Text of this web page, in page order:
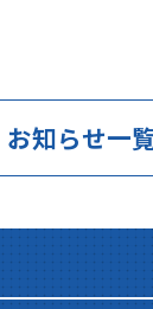
お知らせ一